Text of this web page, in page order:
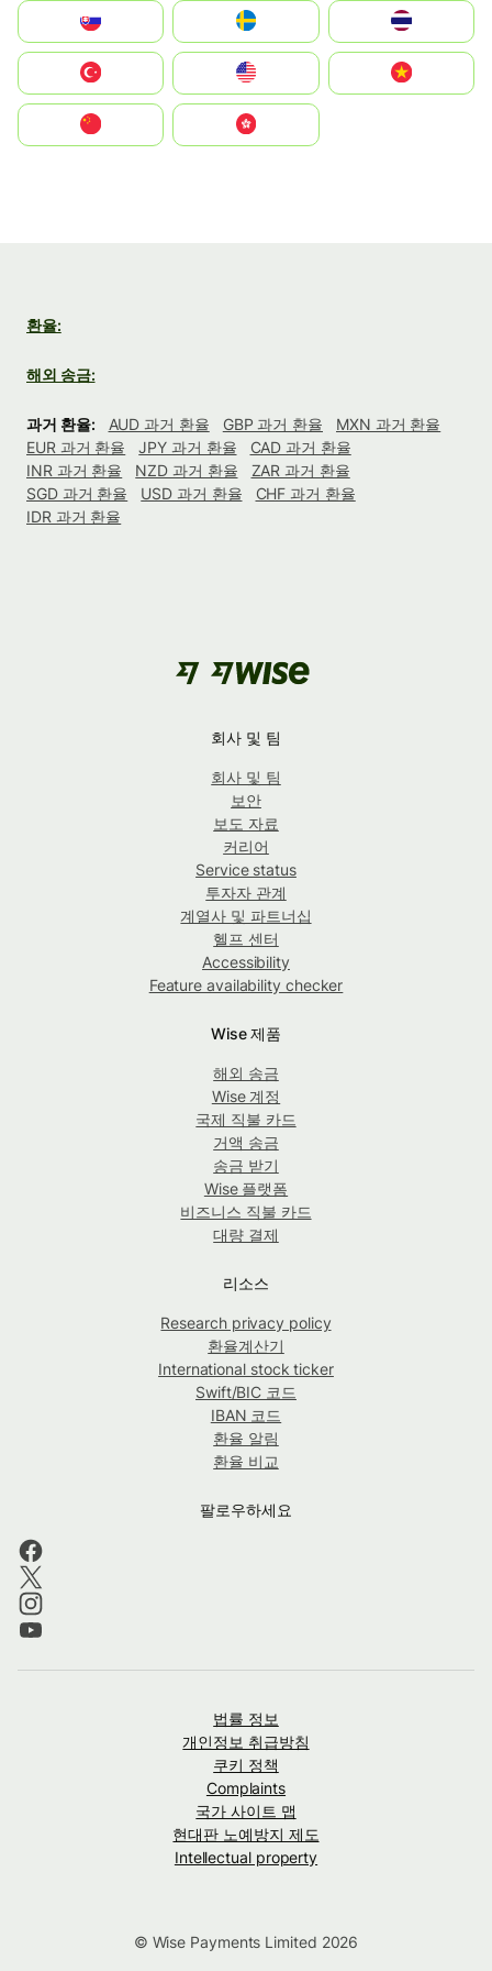
United States
中國香港特別行政區
환율:
해외 송금:
과거 환율: AUD 과거 환율 GBP 과거 환율
MXN 과거 환율
EUR 과거 환율
JPY 과거 환율
CAD 과거 환율
INR 과거 환율
NZD 과거 환율
ZAR 과거 환율
SGD 과거 환율
USD 과거 환율
CHF 과거 환율
IDR 과거 환율
회사 및 팀
회사 및 팀
보안
보도 자료
커리어
Service status
투자자 관계
계열사 및 파트너십
헬프 센터
Accessibility
Feature availability checker
Wise 제품
해외 송금
Wise 계정
국제 직불 카드
거액 송금
송금 받기
Wise 플랫폼
비즈니스 직불 카드
대량 결제
리소스
Research privacy policy
환율계산기
International stock ticker
Swift/BIC 코드
IBAN 코드
환율 알림
환율 비교
팔로우하세요
법률 정보
개인정보 취급방침
쿠키 정책
Complaints
국가 사이트 맵
현대판 노예방지 제도
Intellectual property
© Wise Payments Limited 2026